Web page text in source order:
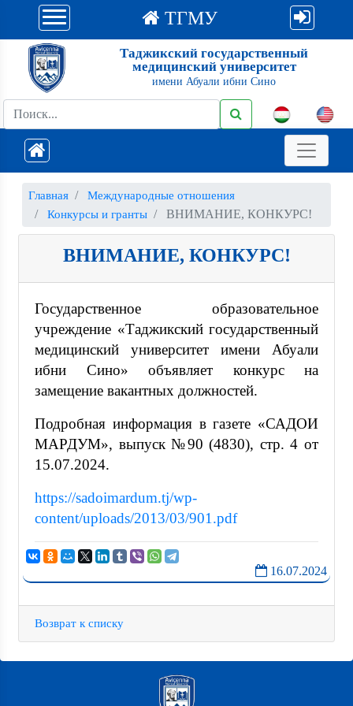
ТГМУ
Таджикский государственный
медицинский университет
имени Абуали ибни Сино
Главная
Международные отношения
Конкурсы и гранты
ВНИМАНИЕ, КОНКУРС!
ВНИМАНИЕ, КОНКУРС!
Государственное образовательное
учреждение «Таджикский государственный
медицинский университет имени Абуали
ибни Сино» объявляет конкурс на
замещение вакантных должностей.
Подробная информация в газете «САДОИ
МАРДУМ», выпуск №90 (4830), стр. 4 от
15.07.2024.
https://sadoimardum.tj/wp-
content/uploads/2013/03/901.pdf
16.07.2024
Возврат к списку